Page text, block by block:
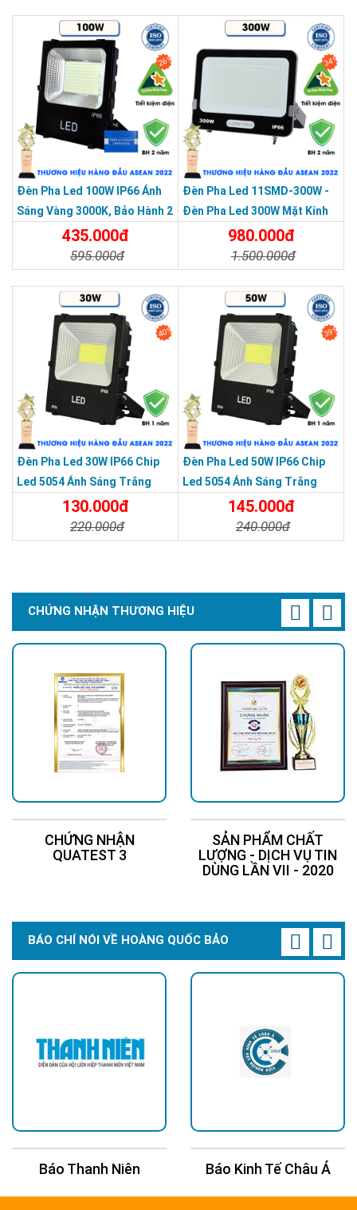
>>> Xem thêm:
Đèn pha led giá rẻ
chính hãng, chất lượng
độ sáng mạnh, tiết kiệm điện
Đèn led nhà xưởng
chỉ từ 320k, giao toàn
quốc, độ sáng mạnh
26%
Đèn Pha Led 100W IP66 Ánh
Sáng Vàng 3000K, Bảo Hành 2
435.000đ
595.000đ
34%
Đèn Pha Led 11SMD-300W -
Đèn Pha Led 300W Mặt Kính
Cường Lực, Chống Thấm IP66
980.000đ
1.500.000đ
40%
Đèn Pha Led 30W IP66 Chip
Led 5054 Ánh Sáng Trắng
130.000đ
220.000đ
39%
Đèn Pha Led 50W IP66 Chip
Led 5054 Ánh Sáng Trắng
145.000đ
240.000đ
CHỨNG NHẬN THƯƠNG HIỆU
CHỨNG NHẬN
QUATEST 3
SẢN PHẨM CHẤT
LƯỢNG - DỊCH VỤ TIN
DÙNG LẦN VII - 2020
BÁO CHÍ NÓI VỀ HOÀNG QUỐC BẢO
Báo Kinh Tế Châu Á Báo 24H